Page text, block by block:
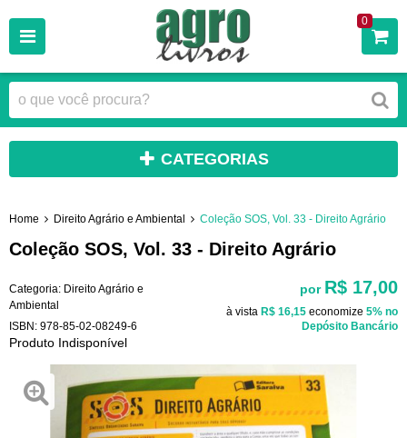
0
CATEGORIAS
Home Direito Agrário e Ambiental Coleção SOS, Vol. 33 - Direito Agrário
Coleção SOS, Vol. 33 - Direito Agrário
Categoria: Direito Agrário e
Ambiental
ISBN: 978-85-02-08249-6
Produto Indisponível
por R$ 17,00
à vista R$ 16,15 economize 5% no
Depósito Bancário